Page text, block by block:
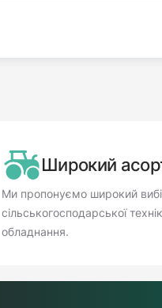
Широкий
Ми пропонуємо широкий
сільськогосподарської
обладнання.